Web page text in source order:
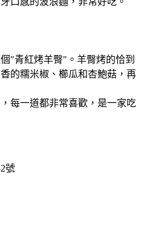
"青紅烤羊臀"。羊臀烤的恰到
的糯米椒、櫛瓜和杏鮑菇，再
每一道都非常喜歡，是一家吃
號